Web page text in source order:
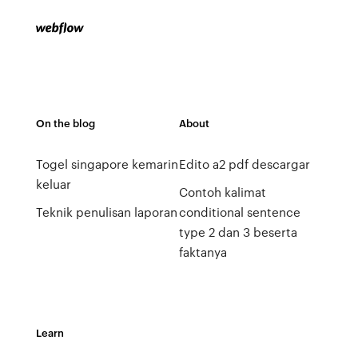
On the blog
Togel singapore kemarin
keluar
Teknik penulisan laporan
About
Edito a2 pdf descargar
Contoh kalimat
conditional sentence
type 2 dan 3 beserta
faktanya
Learn